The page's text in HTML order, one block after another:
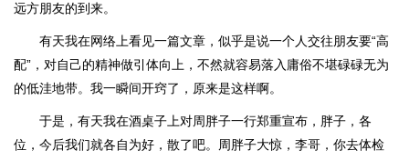
远方朋友的到来。
有天我在网络上看见一篇文章，似乎是说一个人交往朋友要“高
配”，对自己的精神做引体向上，不然就容易落入庸俗不堪碌碌无为
的低洼地带。我一瞬间开窍了，原来是这样啊。
于是，有天我在酒桌子上对周胖子一行郑重宣布，胖子，各
位，今后我们就各自为好，散了吧。周胖子大惊，李哥，你去体检